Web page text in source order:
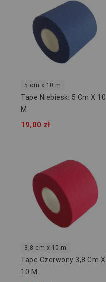
5 cm x 10 m
Tape Niebieski 5 Cm X 10
M
19,00 zł
3,8 cm x 10 m
Tape Czerwony 3,8 Cm X
10 M